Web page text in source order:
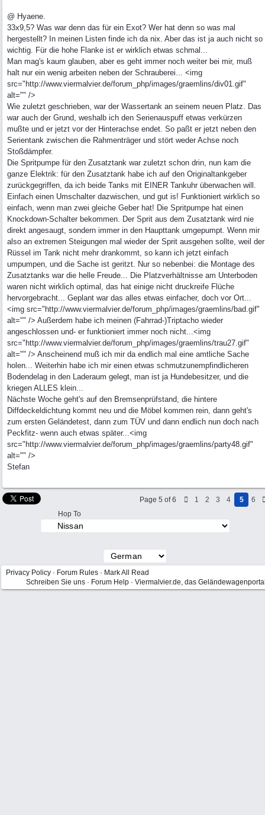
@ Hyaene.
33x9,5? Was war denn das für ein Exot? Wer hat denn so was mal
hergestellt? In meinen Listen finde ich da nix. Aber das ist ja auch nicht so
wichtig. Für die hohe Flanke ist er wirklich etwas schmal...
Man mag's kaum glauben, aber es geht immer noch weiter bei mir, muß
halt nur ein wenig arbeiten neben der Schrauberei... <img
src="http://www.viermalvier.de/forum_php/images/graemlins/div01.gif"
alt="" />
Wie zuletzt geschrieben, war der Wassertank an seinem neuen Platz. Das
war auch der Grund, weshalb ich den Serienauspuff etwas verkürzen
mußte und er jetzt vor der Hinterachse endet. So paßt er jetzt neben den
Serientank zwischen die Rahmenträger und stört weder Achse noch
Stoßdämpfer.
Die Spritpumpe für den Zusatztank war zuletzt schon drin, nun kam die
ganze Elektrik: für den Zusatztank habe ich auf den Originaltankgeber
zurückgegriffen, da ich beide Tanks mit EINER Tankuhr überwachen will.
Einfach einen Umschalter dazwischen, und gut is! Funktioniert wirklich so
einfach, wenn man zwei gleiche Geber hat! Die Spritpumpe hat einen
Knockdown-Schalter bekommen. Der Sprit aus dem Zusatztank wird nie
direkt angesaugt, sondern immer in den Haupttank umgepumpt. Wenn mir
also an extremen Steigungen mal wieder der Sprit ausgehen sollte, weil der
Rüssel im Tank nicht mehr drankommt, so kann ich jetzt einfach
umpumpen, und die Sache ist geritzt. Nur so nebenbei: die Montage des
Zusatztanks war die helle Freude... Die Platzverhältnisse am Unterboden
waren nicht wirklich optimal, das hat einige nicht druckreife Flüche
hervorgebracht... Geplant war das alles etwas einfacher, doch vor Ort...
<img src="http://www.viermalvier.de/forum_php/images/graemlins/bad.gif"
alt="" /> Außerdem habe ich meinen (Fahrrad-)Triptacho wieder
angeschlossen und- er funktioniert immer noch nicht...<img
src="http://www.viermalvier.de/forum_php/images/graemlins/trau27.gif"
alt="" /> Anscheinend muß ich mir da endlich mal eine amtliche Sache
holen... Weiterhin habe ich mir einen etwas schmutzunempfindlicheren
Bodendelag in den Laderaum gelegt, man ist ja Hundebesitzer, und die
kriegen ALLES klein...
Nächste Woche geht's auf den Bremsenprüfstand, die hintere
Diffdeckeldichtung kommt neu und die Möbel kommen rein, dann geht's
zum ersten Geländetest, dann zum TÜV und dann endlich nun doch nach
Peckfitz- wenn auch etwas später...<img
src="http://www.viermalvier.de/forum_php/images/graemlins/party48.gif"
alt="" />
Stefan
Page 5 of 6 1 2 3 4 5
6
Hop To
Privacy Policy · Forum Rules · Mark All Read
Schreiben Sie uns · Forum Help · Viermalvier.de, das